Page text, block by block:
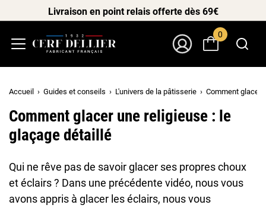
Livraison en point relais offerte dès 69€
0
Accueil Guides et conseils L'univers de la pâtisserie Comment glacer
Comment glacer une religieuse : le
glaçage détaillé
Qui ne rêve pas de savoir glacer ses propres choux
et éclairs ? Dans une précédente vidéo, nous vous
avons appris à glacer les éclairs, nous vous